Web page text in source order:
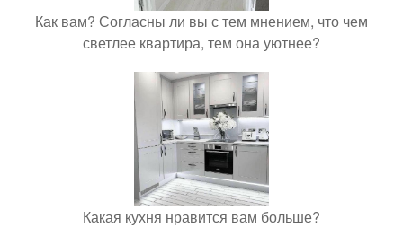
Как вам? Согласны ли вы с тем мнением, что чем
светлее квартира, тем она уютнее?
Какая кухня нравится вам больше?